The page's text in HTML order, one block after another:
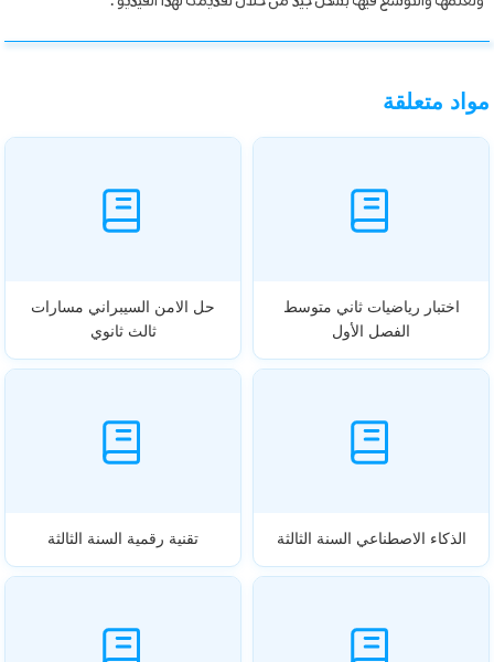
مواد متعلقة
اختبار رياضيات ثاني متوسط
الفصل الأول
حل الامن السيبراني مسارات
ثالث ثانوي
الذكاء الاصطناعي السنة الثالثة تقنية رقمية السنة الثالثة